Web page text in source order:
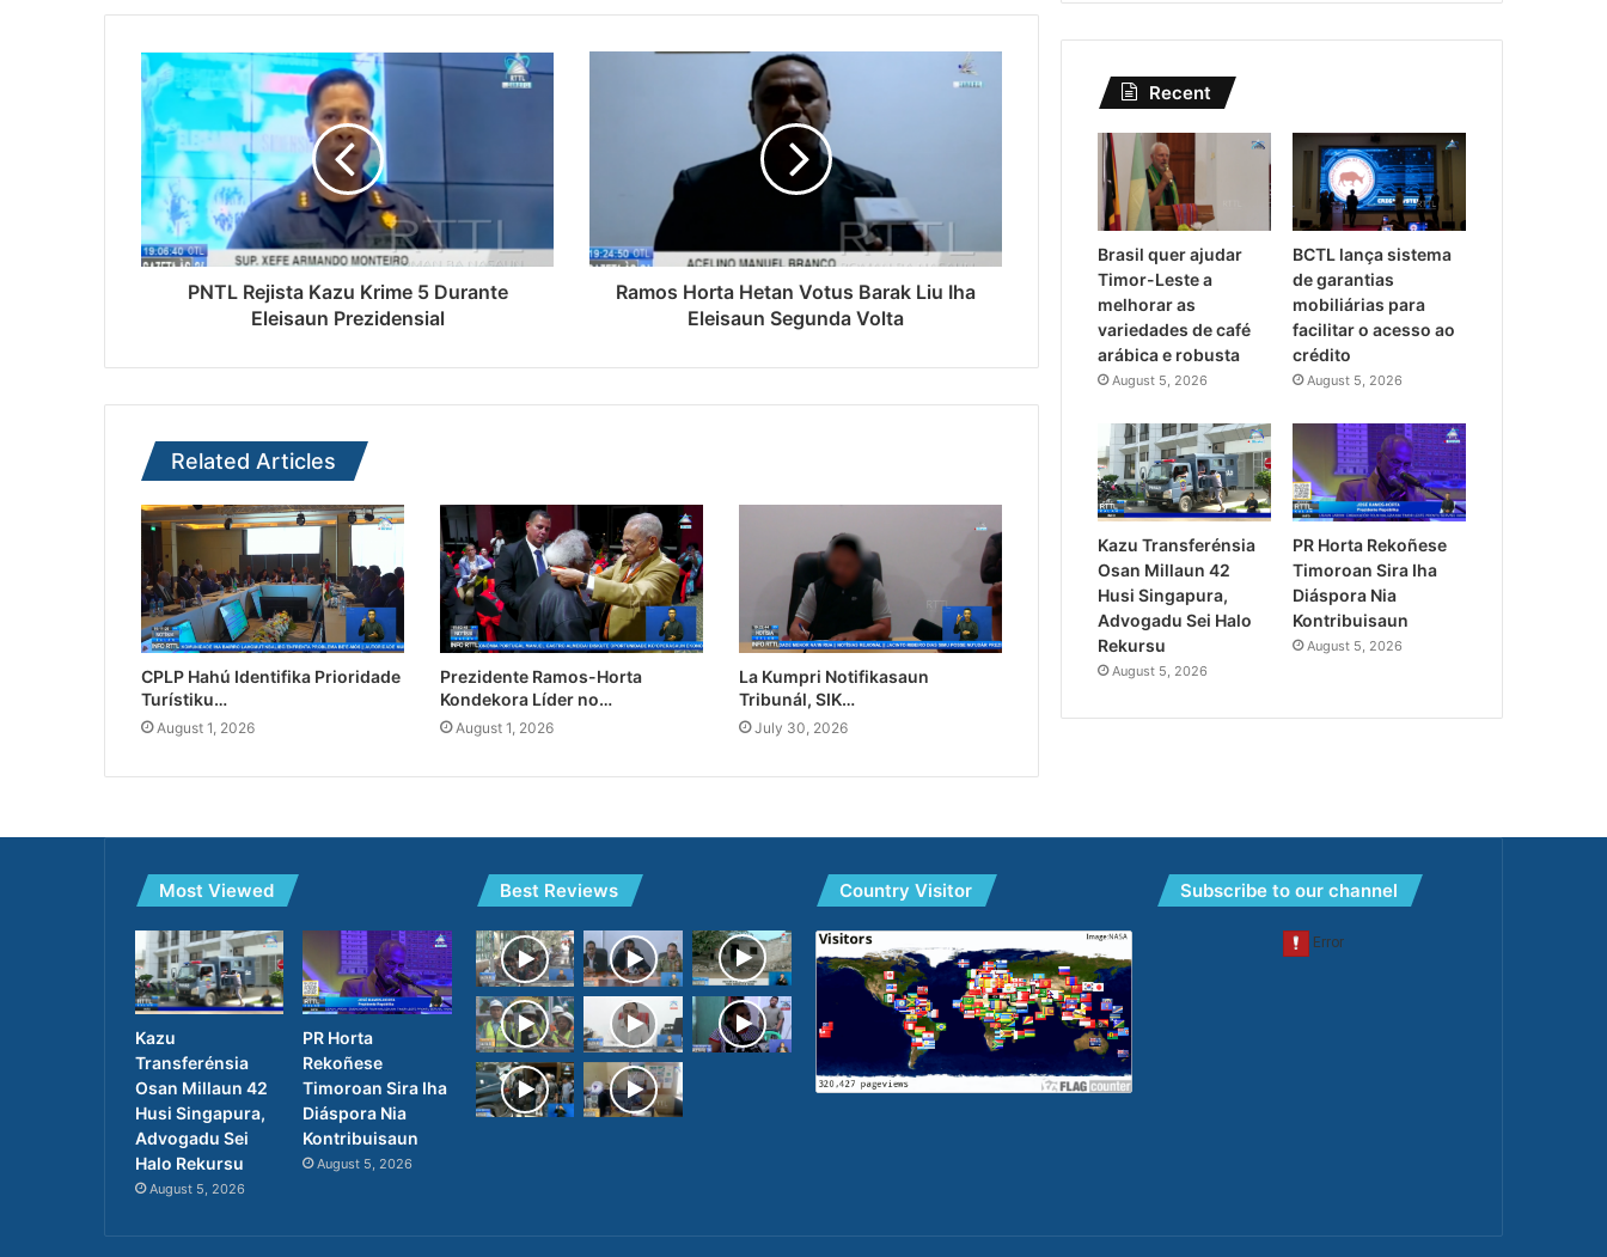
PNTL Rejista Kazu Krime 5 Durante
Eleisaun Prezidensial
Ramos Horta Hetan Votus Barak Liu Iha
Eleisaun Segunda Volta
Related Articles
CPLP Hahú Identifika Prioridade
Turístiku…
August 1, 2026
Prezidente Ramos-Horta
Kondekora Líder no…
August 1, 2026
La Kumpri Notifikasaun
Tribunál, SIK…
July 30, 2026
Recent
Brasil quer ajudar
Timor-Leste a
melhorar as
variedades de café
arábica e robusta
August 5, 2026
BCTL lança sistema
de garantias
mobiliárias para
facilitar o acesso ao
crédito
August 5, 2026
Kazu Transferénsia
Osan Millaun 42
Husi Singapura,
Advogadu Sei Halo
Rekursu
August 5, 2026
PR Horta Rekoñese
Timoroan Sira Iha
Diáspora Nia
Kontribuisaun
August 5, 2026
Most Viewed
Kazu
Transferénsia
Osan Millaun 42
Husi Singapura,
Advogadu Sei
Halo Rekursu
August 5, 2026
PR Horta
Rekoñese
Timoroan Sira Iha
Diáspora Nia
Kontribuisaun
August 5, 2026
Best Reviews Country Visitor Subscribe to our channel